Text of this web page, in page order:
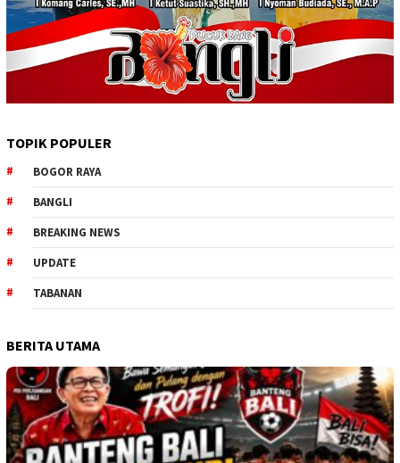
TOPIK POPULER
BOGOR RAYA
BANGLI
BREAKING NEWS
UPDATE
TABANAN
BERITA UTAMA